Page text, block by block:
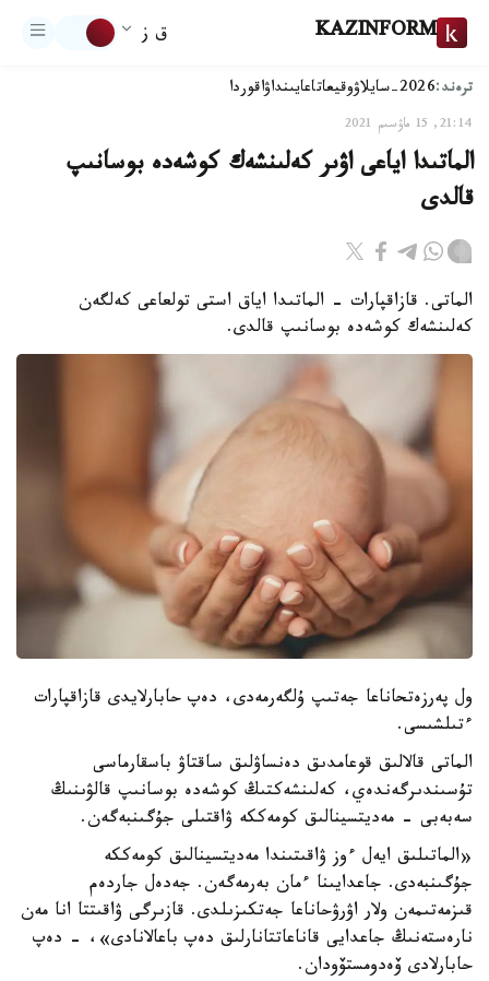
KAZINFORM ق ز
ترەند:2026-سايلاۋ وقيعاتاعايىنداۋاقوردا
21:14, 15 ماۋسىم 2021
الماتىدا اياعى اۋىر كەلىنشەك كوشەدە بوسانىپ
قالدى
الماتى. قازاقپارات - الماتىدا اياق استى تولعاعى كەلگەن
كەلىنشەك كوشەدە بوسانىپ قالدى.
ول پەرزەتحاناعا جەتىپ ۇلگەرمەدى، دەپ حابارلايدى قازاقپارات
ءتىلشىسى.
الماتى قالالىق قوعامدىق دەنساۋلىق ساقتاۋ باسقارماسى
تۇسىندىرگەندەي، كەلىنشەكتىڭ كوشەدە بوسانىپ قالۋىنىڭ
سەبەبى - مەديتسينالىق كومەككە ۋاقتىلى جۇگىنبەگەن.
«الماتىلىق ايەل ءوز ۋاقىتىندا مەديتسينالىق كومەككە
جۇگىنبەدى. جاعدايىنا ءمان بەرمەگەن. جەدەل جاردەم
قىزمەتىمەن ولار اۋرۋحاناعا جەتكىزىلدى. قازىرگى ۋاقىتتا انا مەن
نارەستەنىڭ جاعدايى قاناعاتتانارلىق دەپ باعالانادى»، - دەپ
حابارلادى ۆەدومستۆودان.